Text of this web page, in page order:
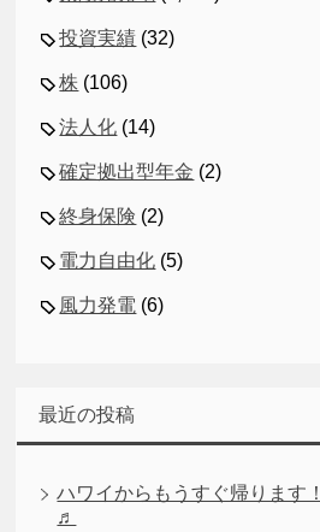
投資実績 (32)
株 (106)
法人化 (14)
確定拠出型年金 (2)
終身保険 (2)
電力自由化 (5)
風力発電 (6)
最近の投稿
ハワイからもうすぐ帰ります
♬